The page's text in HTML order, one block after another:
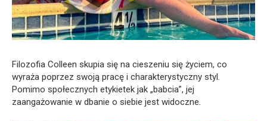
Filozofia Colleen skupia się na cieszeniu się życiem, co
wyraża poprzez swoją pracę i charakterystyczny styl.
Pomimo społecznych etykietek jak „babcia”, jej
zaangażowanie w dbanie o siebie jest widoczne.